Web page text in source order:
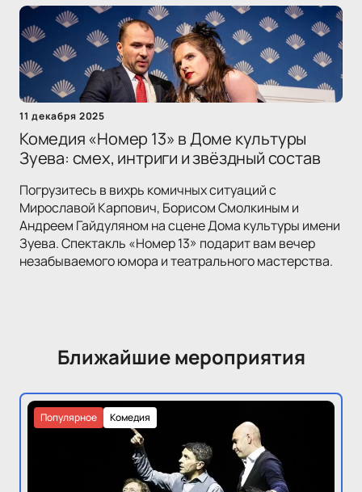
11 декабря 2025
Комедия «Номер 13» в Доме культуры
Зуева: смех, интриги и звёздный состав
Погрузитесь в вихрь комичных ситуаций с
Мирославой Карпович, Борисом Смолкиным и
Андреем Гайдуляном на сцене Дома культуры имени
Зуева. Спектакль «Номер 13» подарит вам вечер
незабываемого юмора и театрального мастерства.
Ближайшие мероприятия
Комедия
Популярное